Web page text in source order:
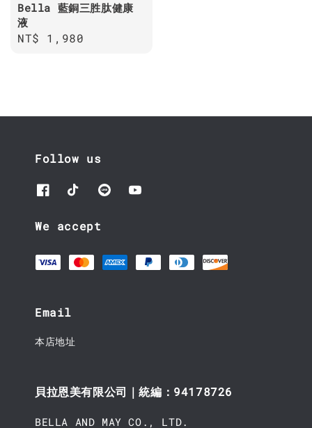
Bella 藍銅三胜肽健康
液
Regular
NT$ 1,980
Follow us
We accept
Email
本店地址
貝拉恩美有限公司｜統編：94178726
BELLA AND MAY CO., LTD.